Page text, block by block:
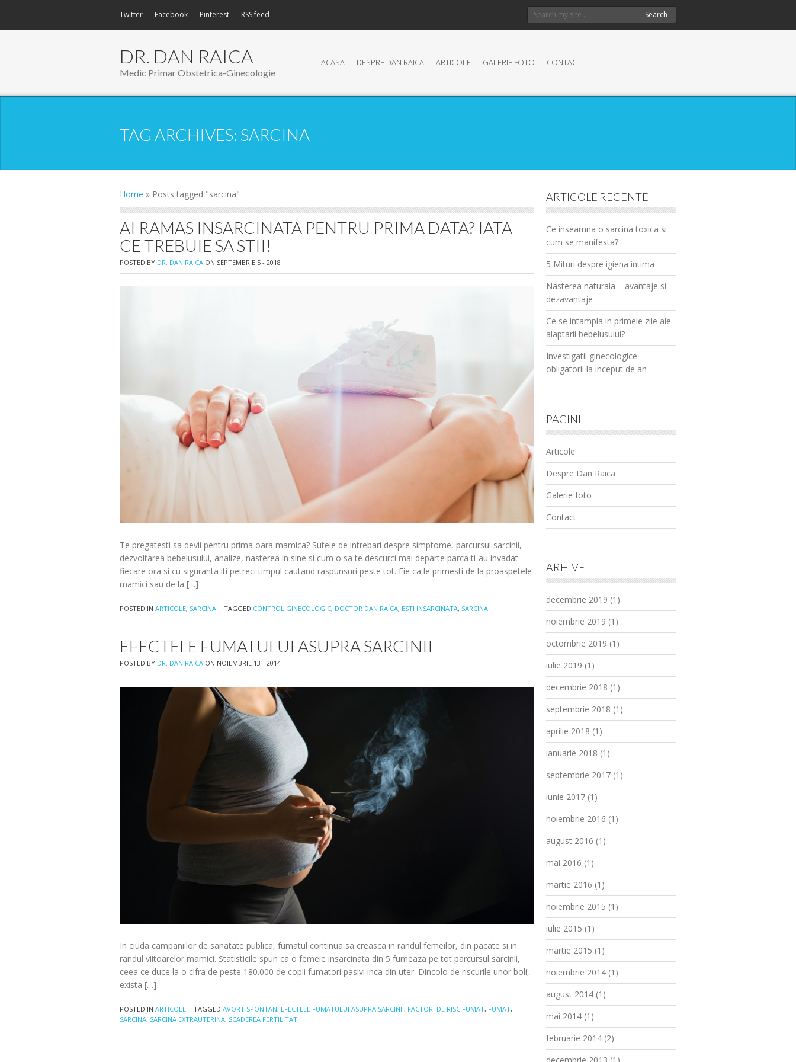
Twitter Facebook Pinterest RSS feed Search
DR. DAN RAICA
Medic Primar Obstetrica-Ginecologie
ACASA DESPRE DAN RAICA ARTICOLE GALERIE FOTO CONTACT
TAG ARCHIVES: SARCINA
Home » Posts tagged "sarcina"
AI RAMAS INSARCINATA PENTRU PRIMA DATA? IATA
CE TREBUIE SA STII!
POSTED BY DR. DAN RAICA ON SEPTEMBRIE 5 - 2018
Te pregatesti sa devii pentru prima oara mamica? Sutele de intrebari despre simptome, parcursul sarcinii,
dezvoltarea bebelusului, analize, nasterea in sine si cum o sa te descurci mai departe parca ti-au invadat
fiecare ora si cu siguranta iti petreci timpul cautand raspunsuri peste tot. Fie ca le primesti de la proaspetele
mamici sau de la […]
POSTED IN ARTICOLE, SARCINA | TAGGED CONTROL GINECOLOGIC, DOCTOR DAN RAICA, ESTI INSARCINATA, SARCINA
EFECTELE FUMATULUI ASUPRA SARCINII
POSTED BY DR. DAN RAICA ON NOIEMBRIE 13 - 2014
In ciuda campaniilor de sanatate publica, fumatul continua sa creasca in randul femeilor, din pacate si in
randul viitoarelor mamici. Statisticile spun ca o femeie insarcinata din 5 fumeaza pe tot parcursul sarcinii,
ceea ce duce la o cifra de peste 180.000 de copii fumatori pasivi inca din uter. Dincolo de riscurile unor boli,
exista […]
POSTED IN ARTICOLE | TAGGED AVORT SPONTAN, EFECTELE FUMATULUI ASUPRA SARCINII, FACTORI DE RISC FUMAT, FUMAT,
SARCINA, SARCINA EXTRAUTERINA, SCADEREA FERTILITATII
ARTICOLE RECENTE
Ce inseamna o sarcina toxica si
cum se manifesta?
5 Mituri despre igiena intima
Nasterea naturala – avantaje si
dezavantaje
Ce se intampla in primele zile ale
alaptarii bebelusului?
Investigatii ginecologice
obligatorii la inceput de an
PAGINI
Articole
Despre Dan Raica
Galerie foto
Contact
ARHIVE
decembrie 2019 (1)
noiembrie 2019 (1)
octombrie 2019 (1)
iulie 2019 (1)
decembrie 2018 (1)
septembrie 2018 (1)
aprilie 2018 (1)
ianuarie 2018 (1)
septembrie 2017 (1)
iunie 2017 (1)
noiembrie 2016 (1)
august 2016 (1)
mai 2016 (1)
martie 2016 (1)
noiembrie 2015 (1)
iulie 2015 (1)
martie 2015 (1)
noiembrie 2014 (1)
august 2014 (1)
mai 2014 (1)
februarie 2014 (2)